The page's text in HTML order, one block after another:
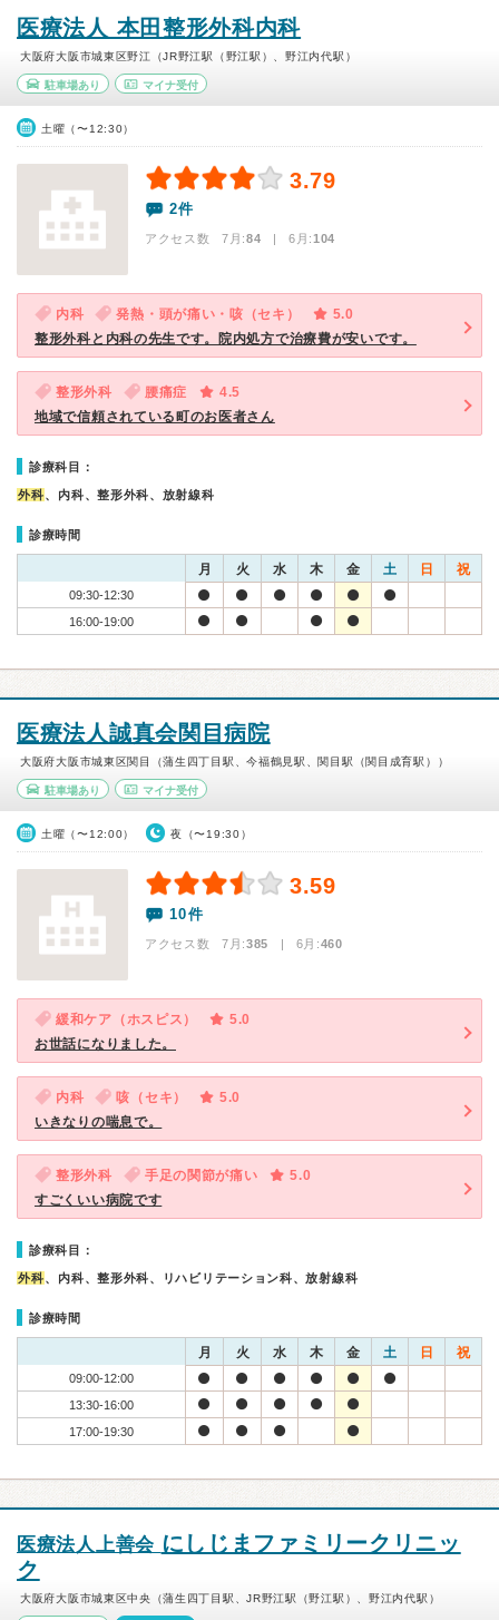
医療法人 本田整形外科内科
大阪府大阪市城東区野江（JR野江駅（野江駅）、野江内代駅）
駐車場あり マイナ受付
土曜（〜12:30）
3.79
2件
アクセス数 7月:84 | 6月:104
内科 発熱・頭が痛い・咳（セキ）
5.0
整形外科と内科の先生です。院内処方で治療費が安いです。
整形外科 腰痛症
4.5
地域で信頼されている町のお医者さん
診療科目：
外科、内科、整形外科、放射線科
診療時間
月 火 水 木 金 土 日 祝
09:30-12:30
16:00-19:00
医療法人誠真会関目病院
大阪府大阪市城東区関目（蒲生四丁目駅、今福鶴見駅、関目駅（関目成育駅））
駐車場あり マイナ受付
土曜（〜12:00） 夜（〜19:30）
3.59
10件
アクセス数 7月:385 | 6月:460
緩和ケア（ホスピス）
5.0
お世話になりました。
内科 咳（セキ）
5.0
いきなりの喘息で。
整形外科 手足の関節が痛い
5.0
すごくいい病院です
診療科目：
外科、内科、整形外科、リハビリテーション科、放射線科
診療時間
月 火 水 木 金 土 日 祝
09:00-12:00
13:30-16:00
17:00-19:30
医療法人上善会 にしじまファミリークリニッ
ク
大阪府大阪市城東区中央（蒲生四丁目駅、JR野江駅（野江駅）、野江内代駅）